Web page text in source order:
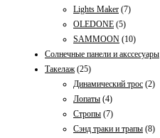
Lights Maker (7)
OLEDONE (5)
SAMMOON (10)
Солнечные панели и акссесуары
Такелаж (25)
Динамический трос (2)
Лопаты (4)
Стропы (7)
Сэнд траки и трапы (8)